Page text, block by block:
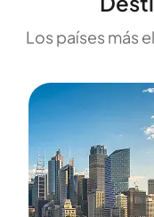
Los países más